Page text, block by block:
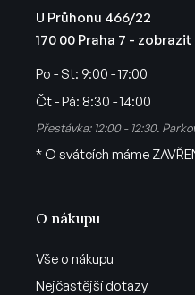
O nákupu
Vše o nákupu
Nejčastější dotazy
U Průhonu 466/22
170 00 Praha 7 - zobrazit
Po - St: 9:00 - 17:00
Čt - Pá: 8:30 - 14:00
Přestávka: 12:00 - 12:30.
* O svátcích máme